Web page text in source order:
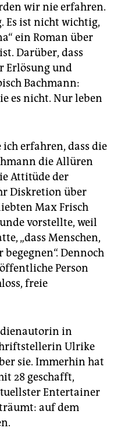
wir nie erfahren.
Es ist nicht wichtig,
ein Roman über
Darüber, dass
Erlösung und
Bachmann:
es nicht. Nur leben
ich erfahren, dass die
die Allüren
Attitüde der
Diskretion über
Max Frisch
vorstellte, weil
„dass Menschen,
Dennoch
Person
freie
in
Ulrike
sie. Immerhin hat
28 geschafft,
Entertainer
auf dem